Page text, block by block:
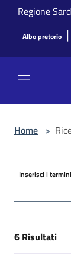
Salta alRegione
Albo pretorio |
Home >
Inserisci i
6 Risultati